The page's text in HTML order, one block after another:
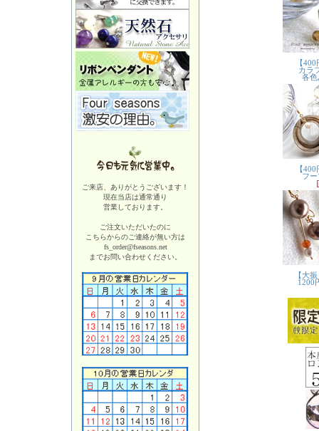
ご来店、ありがとうございます！
現在当店は通常通り
営業しております。
ご注文いただいたのに
こちらからのご連絡が無い方は
fs_order@fseasons.net
までお問い合わせください。